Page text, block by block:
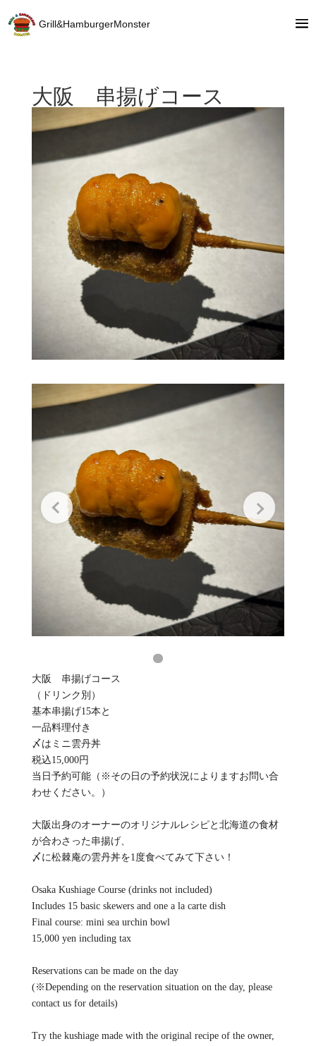
Grill&HamburgerMonster
大阪 串揚げコース
大阪 串揚げコース
（ドリンク別）
基本串揚げ15本と
一品料理付き
〆はミニ雲丹丼
税込15,000円
当日予約可能（※その日の予約状況によりますお問い合
わせください。）
大阪出身のオーナーのオリジナルレシピと北海道の食材
が合わさった串揚げ、
〆に松棘庵の雲丹丼を1度食べてみて下さい！
Osaka Kushiage Course (drinks not included)
Includes 15 basic skewers and one a la carte dish
Final course: mini sea urchin bowl
15,000 yen including tax
Reservations can be made on the day
(※Depending on the reservation situation on the day, please
contact us for details)
Try the kushiage made with the original recipe of the owner,